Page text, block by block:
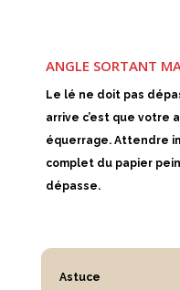
ANGLE SORTANT
Le lé ne doit pas
arrive c’est que votre
équerrage. Attendre
complet du papier
dépasse.
Astuce